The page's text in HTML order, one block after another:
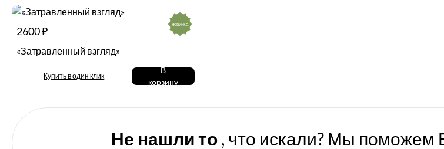
2600 ₽
«Затравленный взгляд»
Купить в один клик
В
корзину
новинка
Не нашли то, что искали? Мы поможем